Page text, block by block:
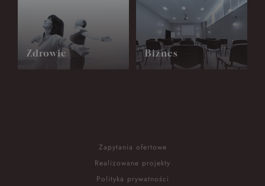
Zdrowie Biznes
Zapytania ofertowe
Realizowane projekty
Polityka prywatności